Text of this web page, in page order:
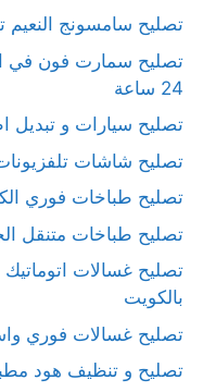
تصليح سامسونج النعيم
تصليح سمارت فون في
24 ساعة
تصليح سيارات و تبديل
تصليح شاشات
تصليح طباخات فوري
تصليح طباخات متنقل
تصليح غسالات
بالكويت
تصليح غسالات فوري
تصليح و تنظيف هود